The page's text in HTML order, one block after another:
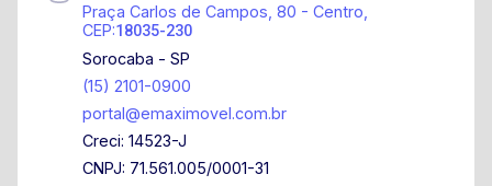
Praça Carlos de Campos, 80 - Centro,
CEP:18035-230
Sorocaba - SP
(15) 2101-0900
portal@emaximovel.com.br
Creci: 14523-J
CNPJ: 71.561.005/0001-31